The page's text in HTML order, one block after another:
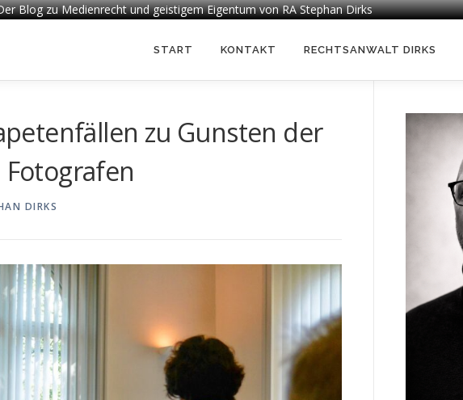
Blog zu Medienrecht und geistigem Eigentum von RA Stephan Dirks
START KONTAKT RECHTSANWALT DIRKS
zu Gunsten der
DIRKS